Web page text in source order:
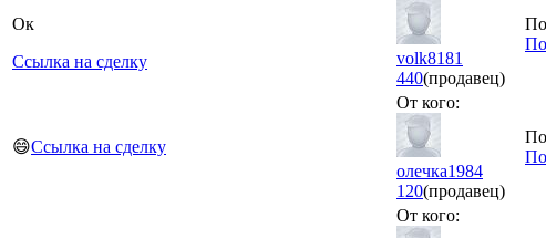
Ок
Ссылка на сделку
volk8181
440(продавец)
По
😄Ссылка на сделку
От кого:
олечка1984
120(продавец)
По
От кого: